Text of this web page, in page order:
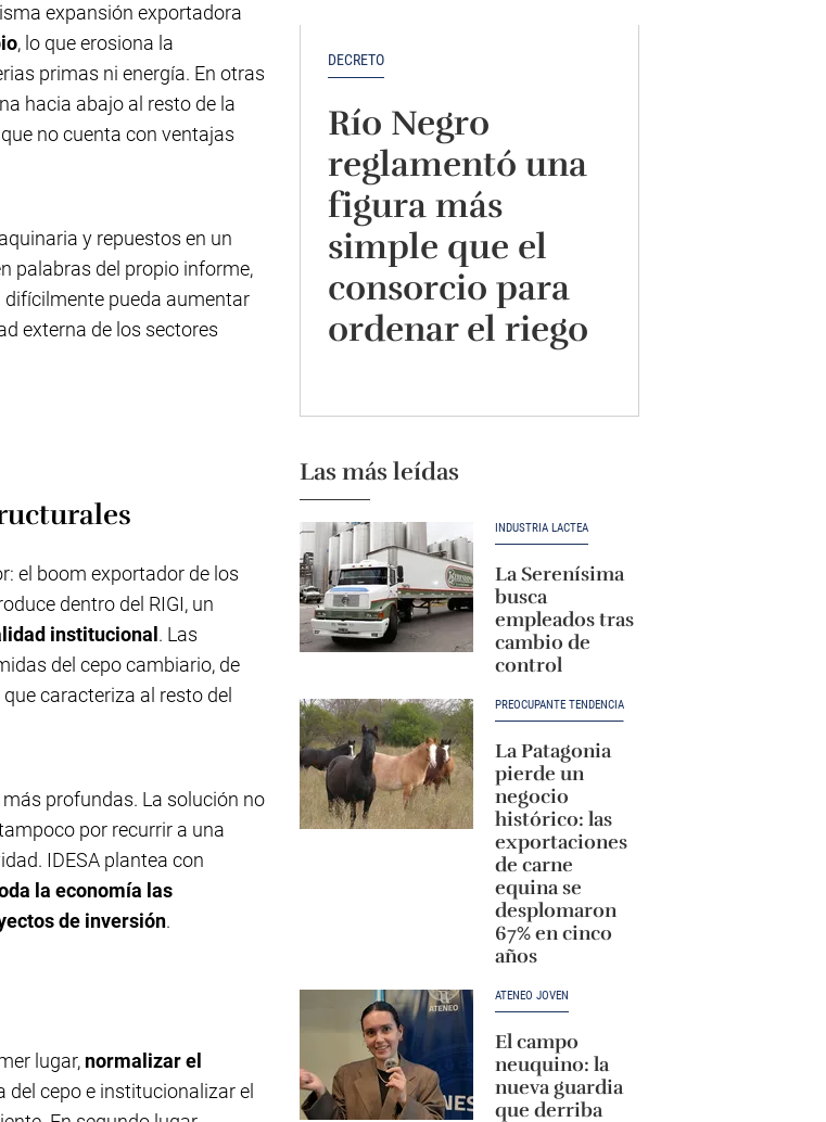
expansión exportadora
, lo que erosiona la
primas ni energía. En otras
hacia abajo al resto de la
que no cuenta con ventajas
y repuestos en un
palabras del propio informe,
pueda aumentar
externa de los sectores
el boom exportador de los
dentro del RIGI, un
institucional . Las
del cepo cambiario, de
caracteriza al resto del
profundas. La solución no
por recurrir a una
IDESA plantea con
la economía las
de inversión.
lugar, normalizar el
cepo e institucionalizar el
DECRETO
Río Negro
reglamentó una
figura más
simple que el
consorcio para
ordenar el riego
Las más leídas
INDUSTRIA LÁCTEA
La Serenísima
busca
empleados tras
cambio de
control
PREOCUPANTE TENDENCIA
La Patagonia
pierde un
negocio
histórico: las
exportaciones
de carne
equina se
desplomaron
67% en cinco
años
ATENEO JOVEN
El campo
neuquino: la
nueva guardia
que derriba